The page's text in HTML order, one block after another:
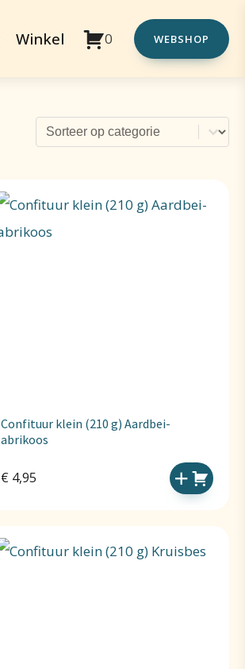
Winkel 0 WEBSHOP
Sorteer shop
Sort content
Confituur klein (210 g) Aardbei-
abrikoos
€ 4,95